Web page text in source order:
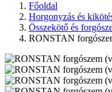
Főoldal
Horgonyzás és
Összekötő és
RONSTAN